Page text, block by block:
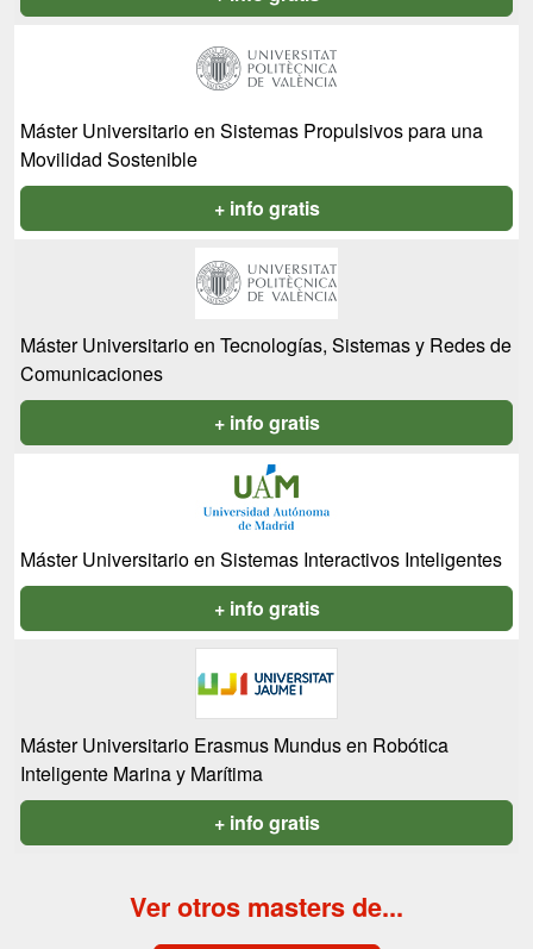
Máster Universitario en Sistemas Propulsivos para una
Movilidad Sostenible
+ info gratis
Máster Universitario en Tecnologías, Sistemas y Redes de
Comunicaciones
+ info gratis
Máster Universitario en Sistemas Interactivos Inteligentes
+ info gratis
Máster Universitario Erasmus Mundus en Robótica
Inteligente Marina y Marítima
+ info gratis
Ver otros masters de...